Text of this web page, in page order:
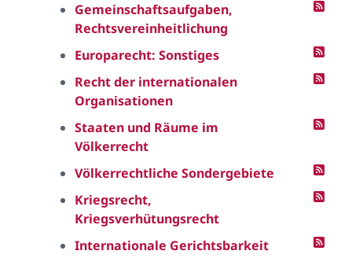
Gemeinschaftsaufgaben,
Rechtsvereinheitlichung
Europarecht: Sonstiges
Recht der internationalen
Organisationen
Staaten und Räume im
Völkerrecht
Völkerrechtliche Sondergebiete
Kriegsrecht,
Kriegsverhütungsrecht
Internationale Gerichtsbarkeit